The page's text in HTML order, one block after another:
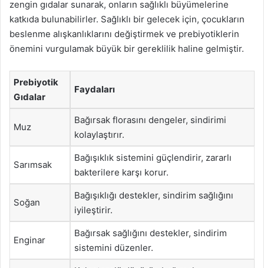
zengin gıdalar sunarak, onların sağlıklı büyümelerine
katkıda bulunabilirler. Sağlıklı bir gelecek için, çocukların
beslenme alışkanlıklarını değiştirmek ve prebiyotiklerin
önemini vurgulamak büyük bir gereklilik haline gelmiştir.
Prebiyotik
Gıdalar
Faydaları
Muz
Bağırsak florasını dengeler, sindirimi
kolaylaştırır.
Sarımsak
Bağışıklık sistemini güçlendirir, zararlı
bakterilere karşı korur.
Soğan
Bağışıklığı destekler, sindirim sağlığını
iyileştirir.
Enginar
Bağırsak sağlığını destekler, sindirim
sistemini düzenler.